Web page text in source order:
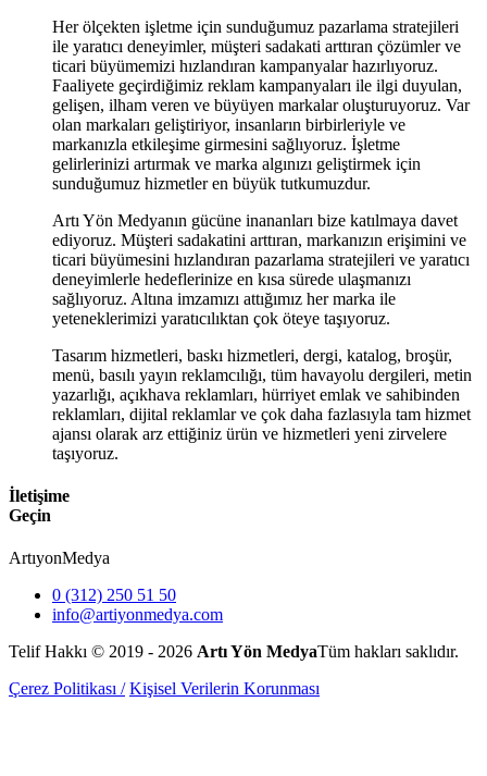
Her ölçekten işletme için sunduğumuz pazarlama stratejileri
ile yaratıcı deneyimler, müşteri sadakati arttıran çözümler ve
ticari büyümemizi hızlandıran kampanyalar hazırlıyoruz.
Faaliyete geçirdiğimiz reklam kampanyaları ile ilgi duyulan,
gelişen, ilham veren ve büyüyen markalar oluşturuyoruz. Var
olan markaları geliştiriyor, insanların birbirleriyle ve
markanızla etkileşime girmesini sağlıyoruz. İşletme
gelirlerinizi artırmak ve marka algınızı geliştirmek için
sunduğumuz hizmetler en büyük tutkumuzdur.
Artı Yön Medyanın gücüne inananları bize katılmaya davet
ediyoruz. Müşteri sadakatini arttıran, markanızın erişimini ve
ticari büyümesini hızlandıran pazarlama stratejileri ve yaratıcı
deneyimlerle hedeflerinize en kısa sürede ulaşmanızı
sağlıyoruz. Altına imzamızı attığımız her marka ile
yeteneklerimizi yaratıcılıktan çok öteye taşıyoruz.
Tasarım hizmetleri, baskı hizmetleri, dergi, katalog, broşür,
menü, basılı yayın reklamcılığı, tüm havayolu dergileri, metin
yazarlığı, açıkhava reklamları, hürriyet emlak ve sahibinden
reklamları, dijital reklamlar ve çok daha fazlasıyla tam hizmet
ajansı olarak arz ettiğiniz ürün ve hizmetleri yeni zirvelere
taşıyoruz.
İletişime
Geçin
ArtıyonMedya
0 (312) 250 51 50
info@artiyonmedya.com
Telif Hakkı © 2019 - 2026 Artı Yön MedyaTüm hakları saklıdır.
Çerez Politikası / Kişisel Verilerin Korunması